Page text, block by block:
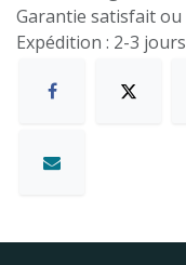
Garantie satisfait
Expédition : 2-3